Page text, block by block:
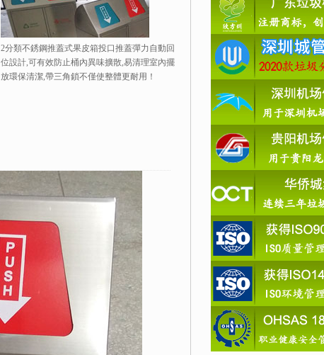
2分類不銹鋼推蓋式果皮箱投口推蓋彈力自動回
位設計,可有效防止桶內異味擴散,易清理室內擺
放環保清潔,帶三角鎖不僅使整體更耐用！